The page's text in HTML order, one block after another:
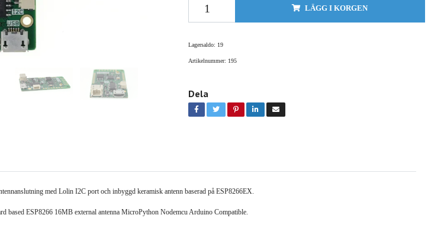
LÄGG I KORGEN
Lagersaldo: 19
Artikelnummer: 195
Dela
med Lolin I2C port och inbyggd keramisk antenn baserad på ESP8266EX.
ESP8266 16MB external antenna MicroPython Nodemcu Arduino Compatible.